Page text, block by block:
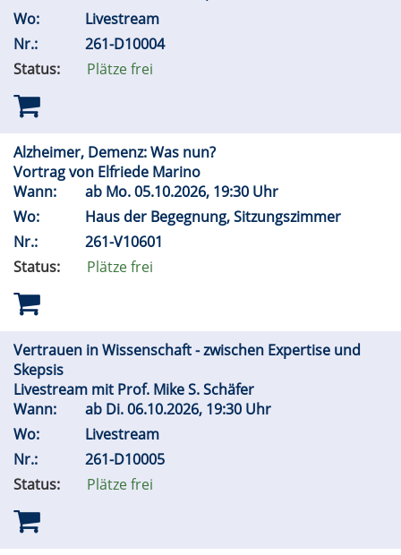
Wo:
Livestream
Nr.:
261-D10004
Status:
Plätze frei
Alzheimer, Demenz: Was nun?
Vortrag von Elfriede Marino
Wann:
ab Mo.05.10.2026, 19:30 Uhr
Wo:
Haus der Begegnung, Sitzungszimmer
Nr.:
261-V10601
Status:
Plätze frei
Vertrauen in Wissenschaft - zwischen Expertise und
Skepsis
Livestream mit Prof. Mike S. Schäfer
Wann:
ab Di.06.10.2026, 19:30 Uhr
Wo:
Livestream
Nr.:
261-D10005
Status:
Plätze frei